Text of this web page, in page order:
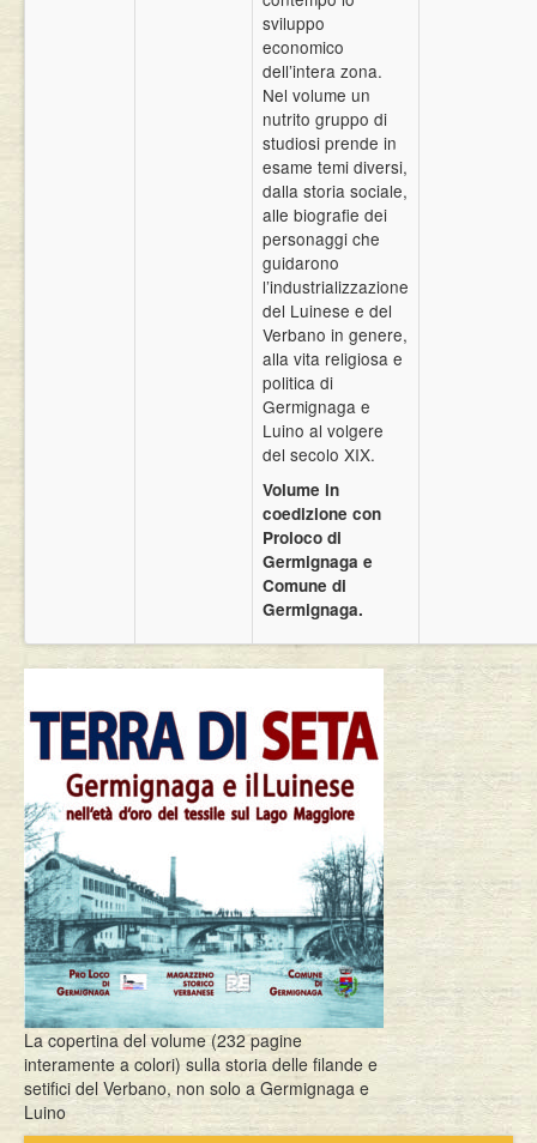
sviluppo
economico
dell’intera zona.
Nel volume un
nutrito gruppo di
studiosi prende in
esame temi diversi,
dalla storia sociale,
alle biografie dei
personaggi che
guidarono
l’industrializzazione
del Luinese e del
Verbano in genere,
alla vita religiosa e
politica di
Germignaga e
Luino al volgere
del secolo XIX.
Volume in
coedizione con
Proloco di
Germignaga e
Comune di
Germignaga.
La copertina del volume (232 pagine
interamente a colori) sulla storia delle filande e
setifici del Verbano, non solo a Germignaga e
Luino